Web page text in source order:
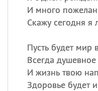
И много
Скажу сегодня я
Пусть будет мир
Всегда душевное
И жизнь твою
Здоровье будет